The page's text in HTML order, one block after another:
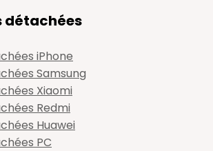
détachées
iPhone
Samsung
Xiaomi
Redmi
Huawei
PC